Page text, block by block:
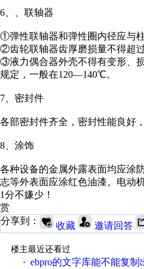
6、、联轴器
①弹性联轴器和弹性圈内径应与
②齿轮联轴器齿厚磨损量不得超过
③液力偶合器外壳不得有变形、
规定，一般在120—140℃。
7、密封件
各部密封件齐全，密封性能良好
8、涂饰
各种设备的金属外露表面均应涂
志等外表面应涂红色油漆。电动
1分不嫌少！
赏
分享到：
收藏 邀请回答
楼主最近还看过
· ebpro的文字库能不能复制